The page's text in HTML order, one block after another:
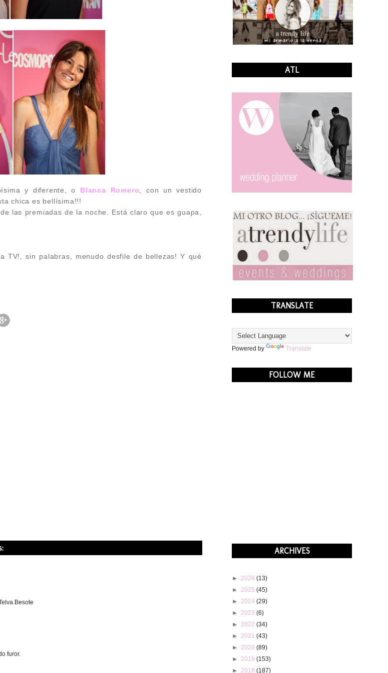
y diferente, o Blanca Romero , con un vestido
chica es bellísima!!!
las premiadas de la noche. Está claro que es guapa,
sin palabras, menudo desfile de bellezas! Y qué
furor.
ATL
TRANSLATE
Powered by Translate
FOLLOW ME
ARCHIVES
► 2026 (13)
► 2025 (45)
► 2024 (29)
► 2023 (6)
► 2022 (34)
► 2021 (43)
► 2020 (89)
► 2019 (153)
► 2018 (187)